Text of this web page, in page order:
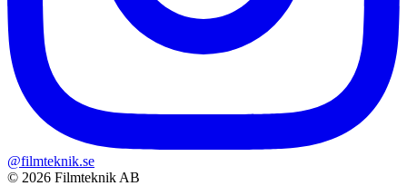
@filmteknik.se
© 2026 Filmteknik AB